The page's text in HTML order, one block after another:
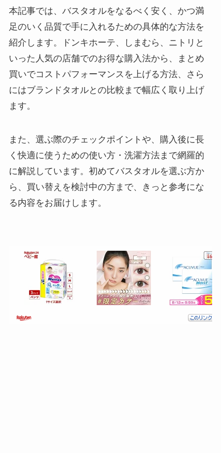
本記事では、バスタオルをなるべく安く、かつ満
足のいく品質で手に入れるための具体的な方法を
紹介します。ドンキホーテ、しまむら、ニトリと
いった人気の店舗でのお得な購入法から、まとめ
買いでコストパフォーマンスを上げる方法、さら
にはブランドタオルとの比較まで幅広く取り上げ
ます。
また、選ぶ際のチェックポイントや、購入後に長
く快適に使うための使い方・洗濯方法まで網羅的
に解説しています。初めてバスタオルを選ぶ方か
ら、買い替えを検討中の方まで、きっと参考にな
る内容をお届けします。